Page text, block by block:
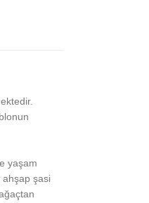
yaşam
ahşap şasi